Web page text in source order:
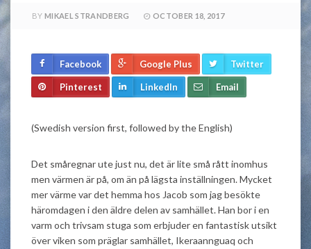
BY MIKAEL STRANDBERG OCTOBER 18, 2017
Facebook Google Plus Twitter
Pinterest LinkedIn Email
(Swedish version first, followed by the English)
Det småregnar ute just nu, det är lite små rått inomhus
men värmen är på, om än på lägsta inställningen. Mycket
mer värme var det hemma hos Jacob som jag besökte
häromdagen i den äldre delen av samhället. Han bor i en
varm och trivsam stuga som erbjuder en fantastisk utsikt
över viken som präglar samhället, Ikeraannguaq och